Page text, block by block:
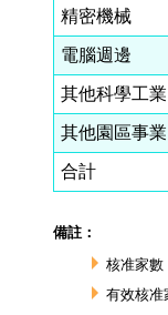
精密機械
電腦週邊
其他科學工業
其他園區事業
合計
備註：
核准家數
有效核准